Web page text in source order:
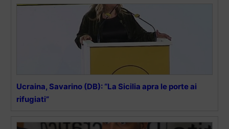
Ucraina, Savarino (DB): “La Sicilia apra le porte ai
rifugiati”